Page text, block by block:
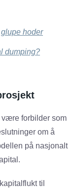
hoder
dumping?
være forbilder som
om å
på nasjonalt
til